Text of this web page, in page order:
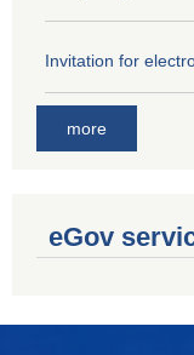
Invitation for
more
eGov